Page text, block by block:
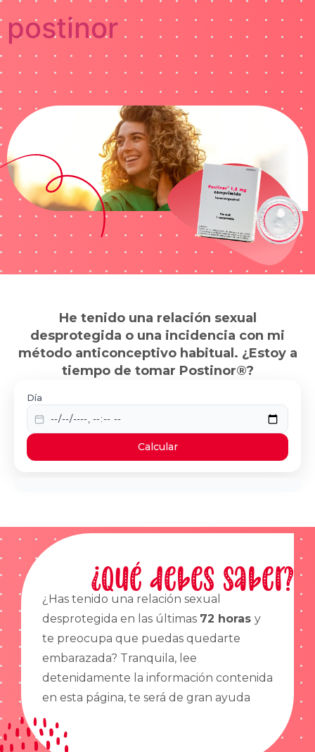
postinor
He tenido una relación sexual
desprotegida o una incidencia con mi
método anticonceptivo habitual. ¿Estoy a
tiempo de tomar Postinor®?
Día
Calcular
¿Qué debes saber?
¿Has tenido una relación sexual
desprotegida en las últimas 72 horas y
te preocupa que puedas quedarte
embarazada? Tranquila, lee
detenidamente la información contenida
en esta página, te será de gran ayuda